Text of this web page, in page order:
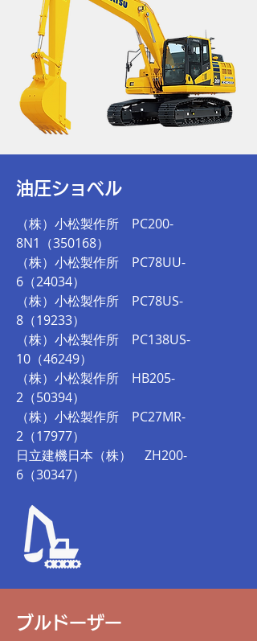
油圧ショベル
（株）小松製作所 PC200-
8N1（350168）
（株） 小松製作所 PC78UU-
6（24034）
（株） 小松製作所 PC78US-
8（19233）
（株） 小松製作所 PC138US-
10（46249）
（株） 小松製作所 HB205-
2（50394）
（株） 小松製作所 PC27MR-
2（17977）
日立建機日本（株） ZH200-
6（30347）
ブルドーザー